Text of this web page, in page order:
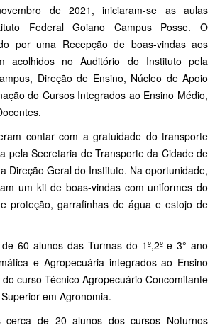
de 2021, iniciaram-se as aulas
Federal Goiano Campus Posse. O
por uma Recepção de boas-vindas aos
acolhidos no Auditório do Instituto pela
Direção de Ensino, Núcleo de Apoio
do Cursos Integrados ao Ensino Médio,
contar com a gratuidade do transporte
pela Secretaria de Transporte da Cidade de
Direção Geral do Instituto. Na oportunidade,
um kit de boas-vindas com uniformes do
proteção, garrafinhas de água e estojo de
60 alunos das Turmas do 1º,2º e 3° ano
e Agropecuária integrados ao Ensino
curso Técnico Agropecuário Concomitante
em Agronomia.
cerca de 20 alunos dos cursos Noturnos